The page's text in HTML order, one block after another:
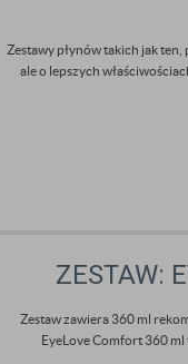
Zestawy płynów takich jak
ale o lepszych
ZESTAW:
Zestaw zawiera 360 ml
EyeLove Comfort 360 ml